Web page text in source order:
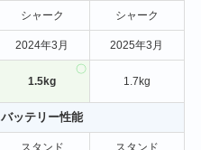
シャーク シャーク
2024年3月 2025年3月
1.5kg 1.7kg
バッテリー性能
スタンド スタンド